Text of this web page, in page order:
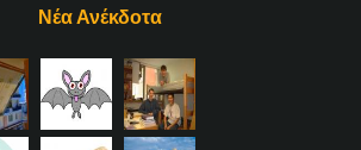
Νέα Ανέκδοτα